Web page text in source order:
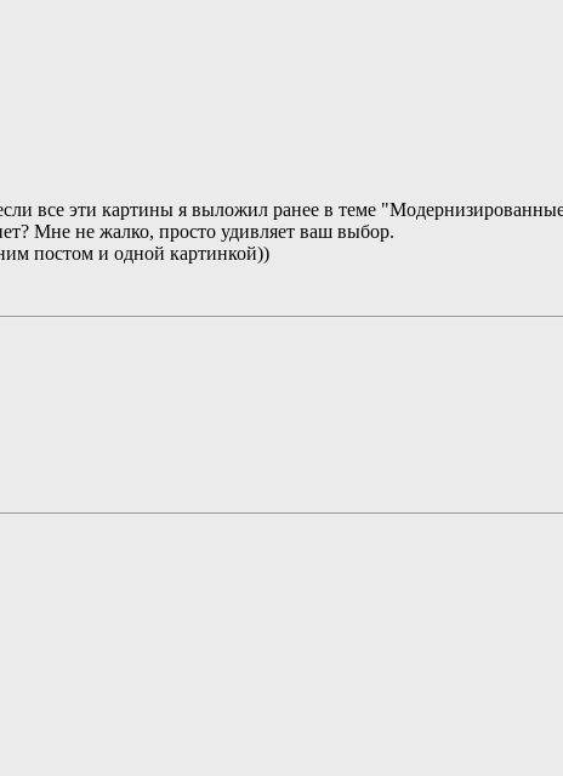
все эти картины я выложил ранее в теме
Мне не жалко, просто удивляет ваш выбор.
постом и одной картинкой))